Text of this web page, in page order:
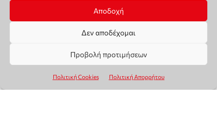
Αποδοχή
Δεν αποδέχομαι
Προβολή προτιμήσεων
Πολιτική Cookies Πολιτική Απορρήτου